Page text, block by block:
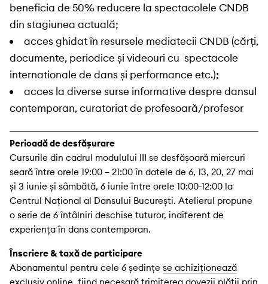
beneficia de 50% reducere la spectacolele CNDB
din stagiunea actuală;
acces ghidat în resursele mediatecii CNDB (cărți,
documente, periodice și videouri cu spectacole
internationale de dans și performance etc.);
acces la diverse surse informative despre dansul
contemporan, curatoriat de profesoară/profesor
Perioadă de desfășurare
Cursurile din cadrul modulului III se desfășoară miercuri
seară între orele 19:00 – 21:00 în datele de 6, 13, 20, 27 mai
și 3 iunie și sâmbătă, 6 iunie între orele 10:00-12:00 la
Centrul Național al Dansului București. Atelierul propune
o serie de 6 întâlniri deschise tuturor, indiferent de
experiența în dans contemporan.
Înscriere & taxă de participare
Abonamentul pentru cele 6 ședințe se achiziționează